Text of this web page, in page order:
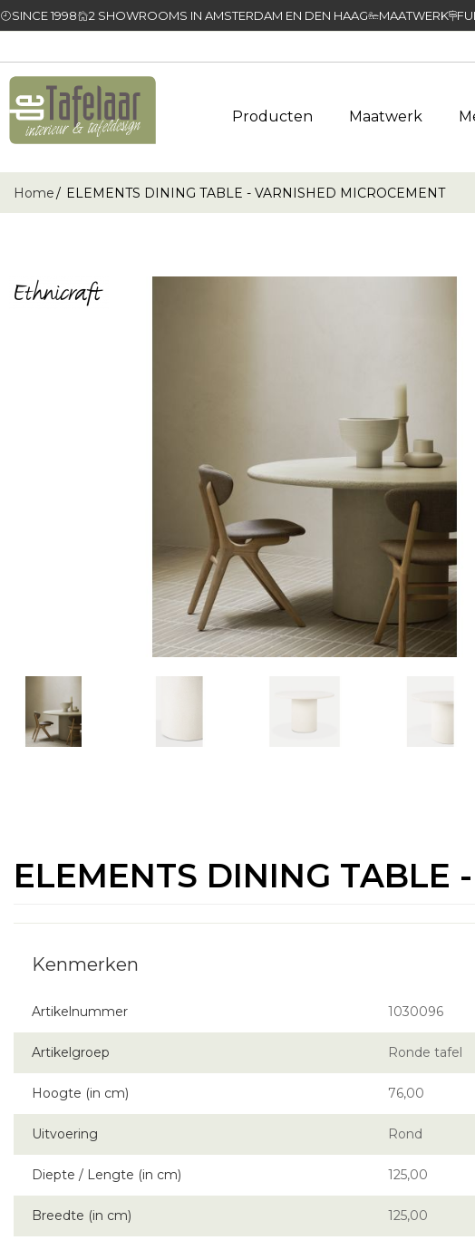
SINCE 1998 2 SHOWROOMS IN AMSTERDAM EN DEN HAAG MAATWERK
Producten Maatwerk
Home ELEMENTS DINING TABLE - VARNISHED MICROCEMENT
ELEMENTS DINING TABLE
Artikelnummer 1030096
Artikelgroep Ronde tafel
Hoogte (in cm) 76,00
Uitvoering Rond
Diepte / Lengte (in cm) 125,00
Breedte (in cm) 125,00